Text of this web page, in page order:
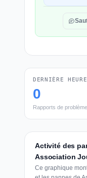
DERNIÈRE HEURE
0
Rapports de
Activité des
Association
Ce graphique